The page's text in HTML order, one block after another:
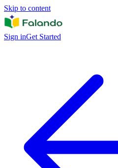
Skip to content
Sign inGet Started